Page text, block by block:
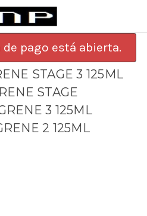
pago está abierta.
STAGE 3 125ML
STAGE
3 125ML
2 125ML